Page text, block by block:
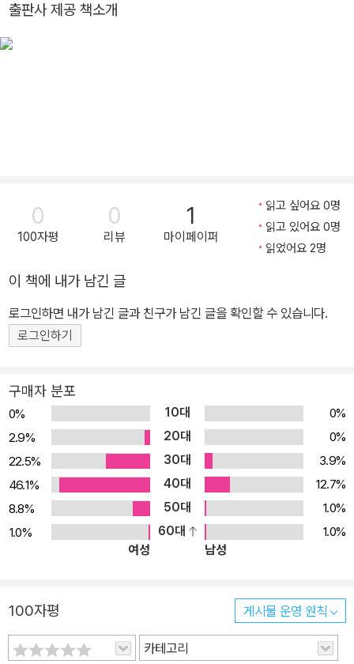
문으로 2012년 한스 크리스티안 안데르센상을 수상했다.
출판사 제공 책소개
0
100자평
0
리뷰
1
마이페이퍼
읽고 싶어요 0명
읽고 있어요 0명
읽었어요 2명
이 책에 내가 남긴 글
로그인하면 내가 남긴 글과 친구가 남긴 글을 확인할 수 있습니다.
로그인하기
구매자 분포
0% 10대
0%
2.9%
20대
0%
22.5%
30대
3.9%
46.1%
40대
12.7%
8.8%
50대
1.0%
1.0%
60대
1.0%
여성
남성
100자평 게시물 운영 원칙
카테고리